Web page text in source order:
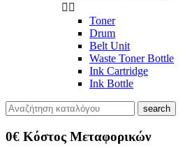
 
Toner
Drum
Belt Unit
Waste Toner Bottle
Ink Cartridge
Ink Bottle
search
0€ Κόστος Μεταφορικών